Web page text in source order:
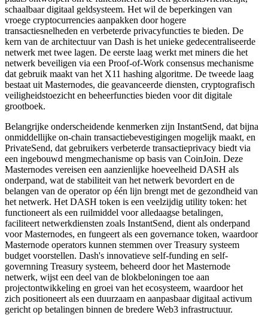
schaalbaar digitaal geldsysteem. Het wil de beperkingen van
vroege cryptocurrencies aanpakken door hogere
transactiesnelheden en verbeterde privacyfuncties te bieden. De
kern van de architectuur van Dash is het unieke gedecentraliseerde
netwerk met twee lagen. De eerste laag werkt met miners die het
netwerk beveiligen via een Proof-of-Work consensus mechanisme
dat gebruik maakt van het X11 hashing algoritme. De tweede laag
bestaat uit Masternodes, die geavanceerde diensten, cryptografisch
veiligheidstoezicht en beheerfuncties bieden voor dit digitale
grootboek.
Belangrijke onderscheidende kenmerken zijn InstantSend, dat bijna
onmiddellijke on-chain transactiebevestigingen mogelijk maakt, en
PrivateSend, dat gebruikers verbeterde transactieprivacy biedt via
een ingebouwd mengmechanisme op basis van CoinJoin. Deze
Masternodes vereisen een aanzienlijke hoeveelheid DASH als
onderpand, wat de stabiliteit van het netwerk bevordert en de
belangen van de operator op één lijn brengt met de gezondheid van
het netwerk. Het DASH token is een veelzijdig utility token: het
functioneert als een ruilmiddel voor alledaagse betalingen,
faciliteert netwerkdiensten zoals InstantSend, dient als onderpand
voor Masternodes, en fungeert als een governance token, waardoor
Masternode operators kunnen stemmen over Treasury systeem
budget voorstellen. Dash's innovatieve self-funding en self-
governning Treasury systeem, beheerd door het Masternode
netwerk, wijst een deel van de blokbeloningen toe aan
projectontwikkeling en groei van het ecosysteem, waardoor het
zich positioneert als een duurzaam en aanpasbaar digitaal activum
gericht op betalingen binnen de bredere Web3 infrastructuur.